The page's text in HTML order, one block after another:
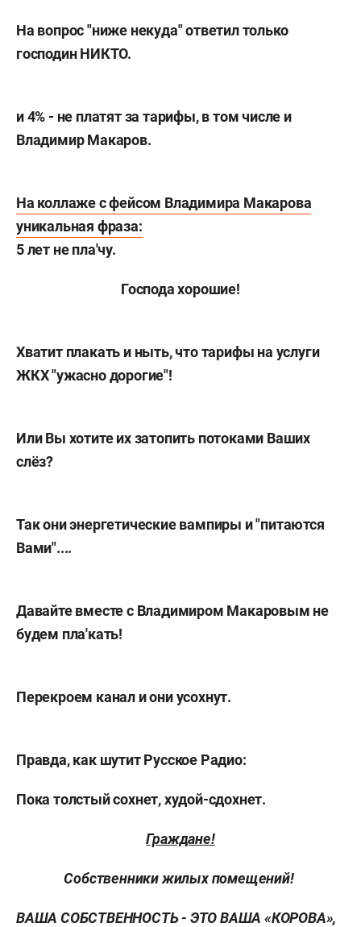
На вопрос "ниже некуда" ответил только
господин НИКТО.
и 4% - не платят за тарифы, в том числе и
Владимир Макаров.
На коллаже с фейсом Владимира Макарова
уникальная фраза:
5 лет не пла'чу.
Господа хорошие!
Хватит плакать и ныть, что тарифы на услуги
ЖКХ "ужасно дорогие"!
Или Вы хотите их затопить потоками Ваших
слёз?
Так они энергетические вампиры и "питаются
Вами"....
Давайте вместе с Владимиром Макаровым не
будем пла'кать!
Перекроем канал и они усохнут.
Правда, как шутит Русское Радио:
Пока толстый сохнет, худой-сдохнет.
Граждане!
Собственники жилых помещений!
ВАША СОБСТВЕННОСТЬ - ЭТО ВАША «КОРОВА»,